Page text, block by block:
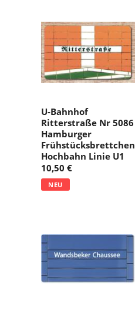
U-Bahnhof
Ritterstraße Nr 5086
Hamburger
Frühstücksbrettchen
Hochbahn Linie U1
10,50 €
NEU